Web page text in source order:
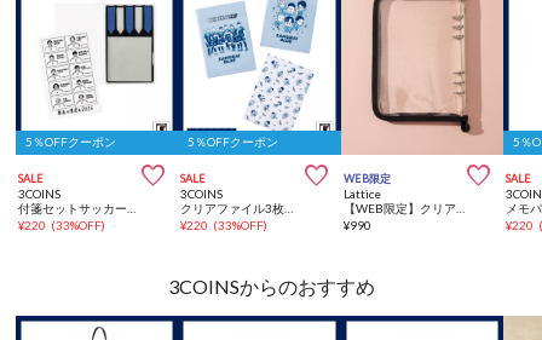
5％OFFクーポン
SALE 
3COINS
¥220 (33%OFF)
5％OFFクーポン
SALE 
3COINS
¥220 (33%OFF)
WEB限定 
Lattice
¥990
5％
SALE
¥220
3COINSからのおすすめ